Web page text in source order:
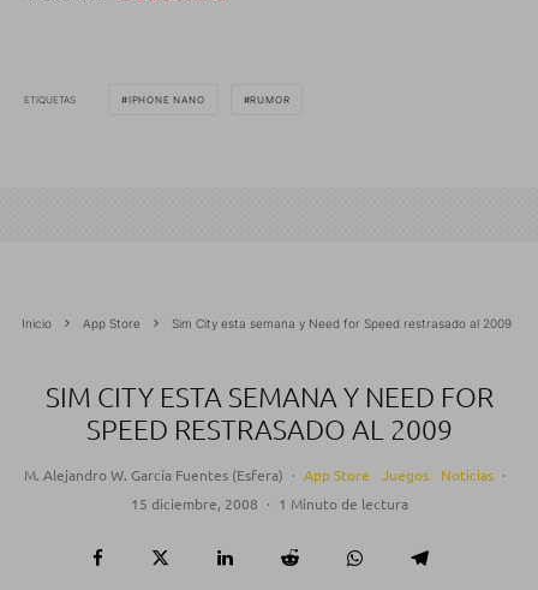
ETIQUETAS IPHONE NANO RUMOR
Inicio App Store Sim City esta semana y Need for Speed restrasado al 2009
SIM CITY ESTA SEMANA Y NEED FOR
SPEED RESTRASADO AL 2009
M. Alejandro W. García Fuentes (Esfera) · App Store Juegos Noticias ·
15 diciembre, 2008 · 1 Minuto de lectura